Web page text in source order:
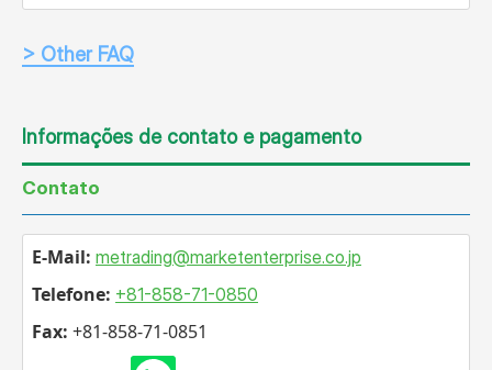
> Other FAQ
Informações de contato e pagamento
Contato
E-Mail: metrading marketenterprise.co.jp
Telefone: +81-858-71-0850
Fax: +81-858-71-0851